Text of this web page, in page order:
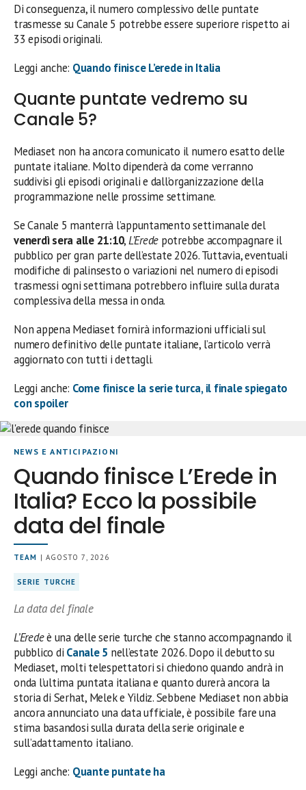
Di conseguenza, il numero complessivo delle puntate
trasmesse su Canale 5 potrebbe essere superiore rispetto ai
33 episodi originali.
Leggi anche: Quando finisce L’erede in Italia
Quante puntate vedremo su
Canale 5?
Mediaset non ha ancora comunicato il numero esatto delle
puntate italiane. Molto dipenderà da come verranno
suddivisi gli episodi originali e dall’organizzazione della
programmazione nelle prossime settimane.
Se Canale 5 manterrà l’appuntamento settimanale del
venerdì sera alle 21:10,L’Erede potrebbe accompagnare il
pubblico per gran parte dell’estate 2026. Tuttavia, eventuali
modifiche di palinsesto o variazioni nel numero di episodi
trasmessi ogni settimana potrebbero influire sulla durata
complessiva della messa in onda.
Non appena Mediaset fornirà informazioni ufficiali sul
numero definitivo delle puntate italiane, l’articolo verrà
aggiornato con tutti i dettagli.
Leggi anche: Come finisce la serie turca, il finale spiegato
con spoiler
NEWS E ANTICIPAZIONI
Quando finisce L’Erede in
Italia? Ecco la possibile
data del finale
TEAM | AGOSTO 7, 2026
SERIE TURCHE
La data del finale
L’Eredeè una delle serie turche che stanno accompagnando il
pubblico di Canale 5 nell’estate 2026. Dopo il debutto su
Mediaset, molti telespettatori si chiedono quando andrà in
onda l’ultima puntata italiana e quanto durerà ancora la
storia di Serhat, Melek e Yildiz. Sebbene Mediaset non abbia
ancora annunciato una data ufficiale, è possibile fare una
stima basandosi sulla durata della serie originale e
sull’adattamento italiano.
Leggi anche: Quante puntate ha